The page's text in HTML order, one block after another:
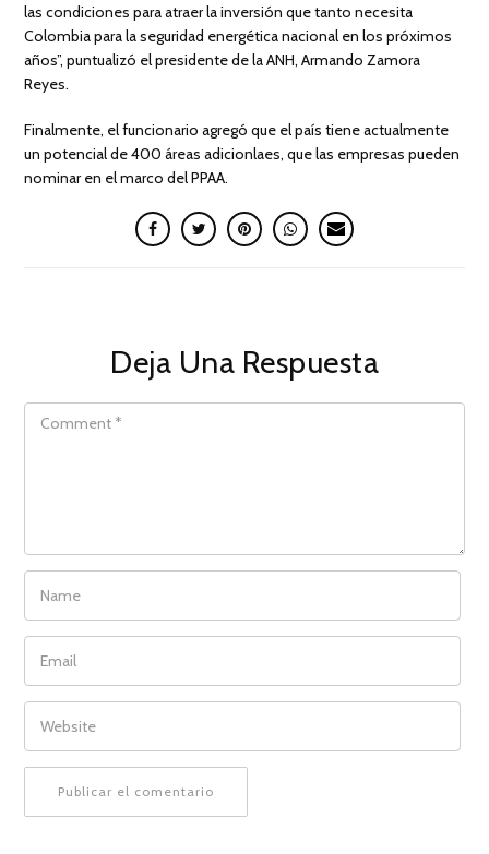
las condiciones para atraer la inversión que tanto necesita
Colombia para la seguridad energética nacional en los próximos
años”, puntualizó el presidente de la ANH, Armando Zamora
Reyes.
Finalmente, el funcionario agregó que el país tiene actualmente
un potencial de 400 áreas adicionlaes, que las empresas pueden
nominar en el marco del PPAA.
Deja Una Respuesta
COMMENT
NAME
EMAIL
WEBSITE